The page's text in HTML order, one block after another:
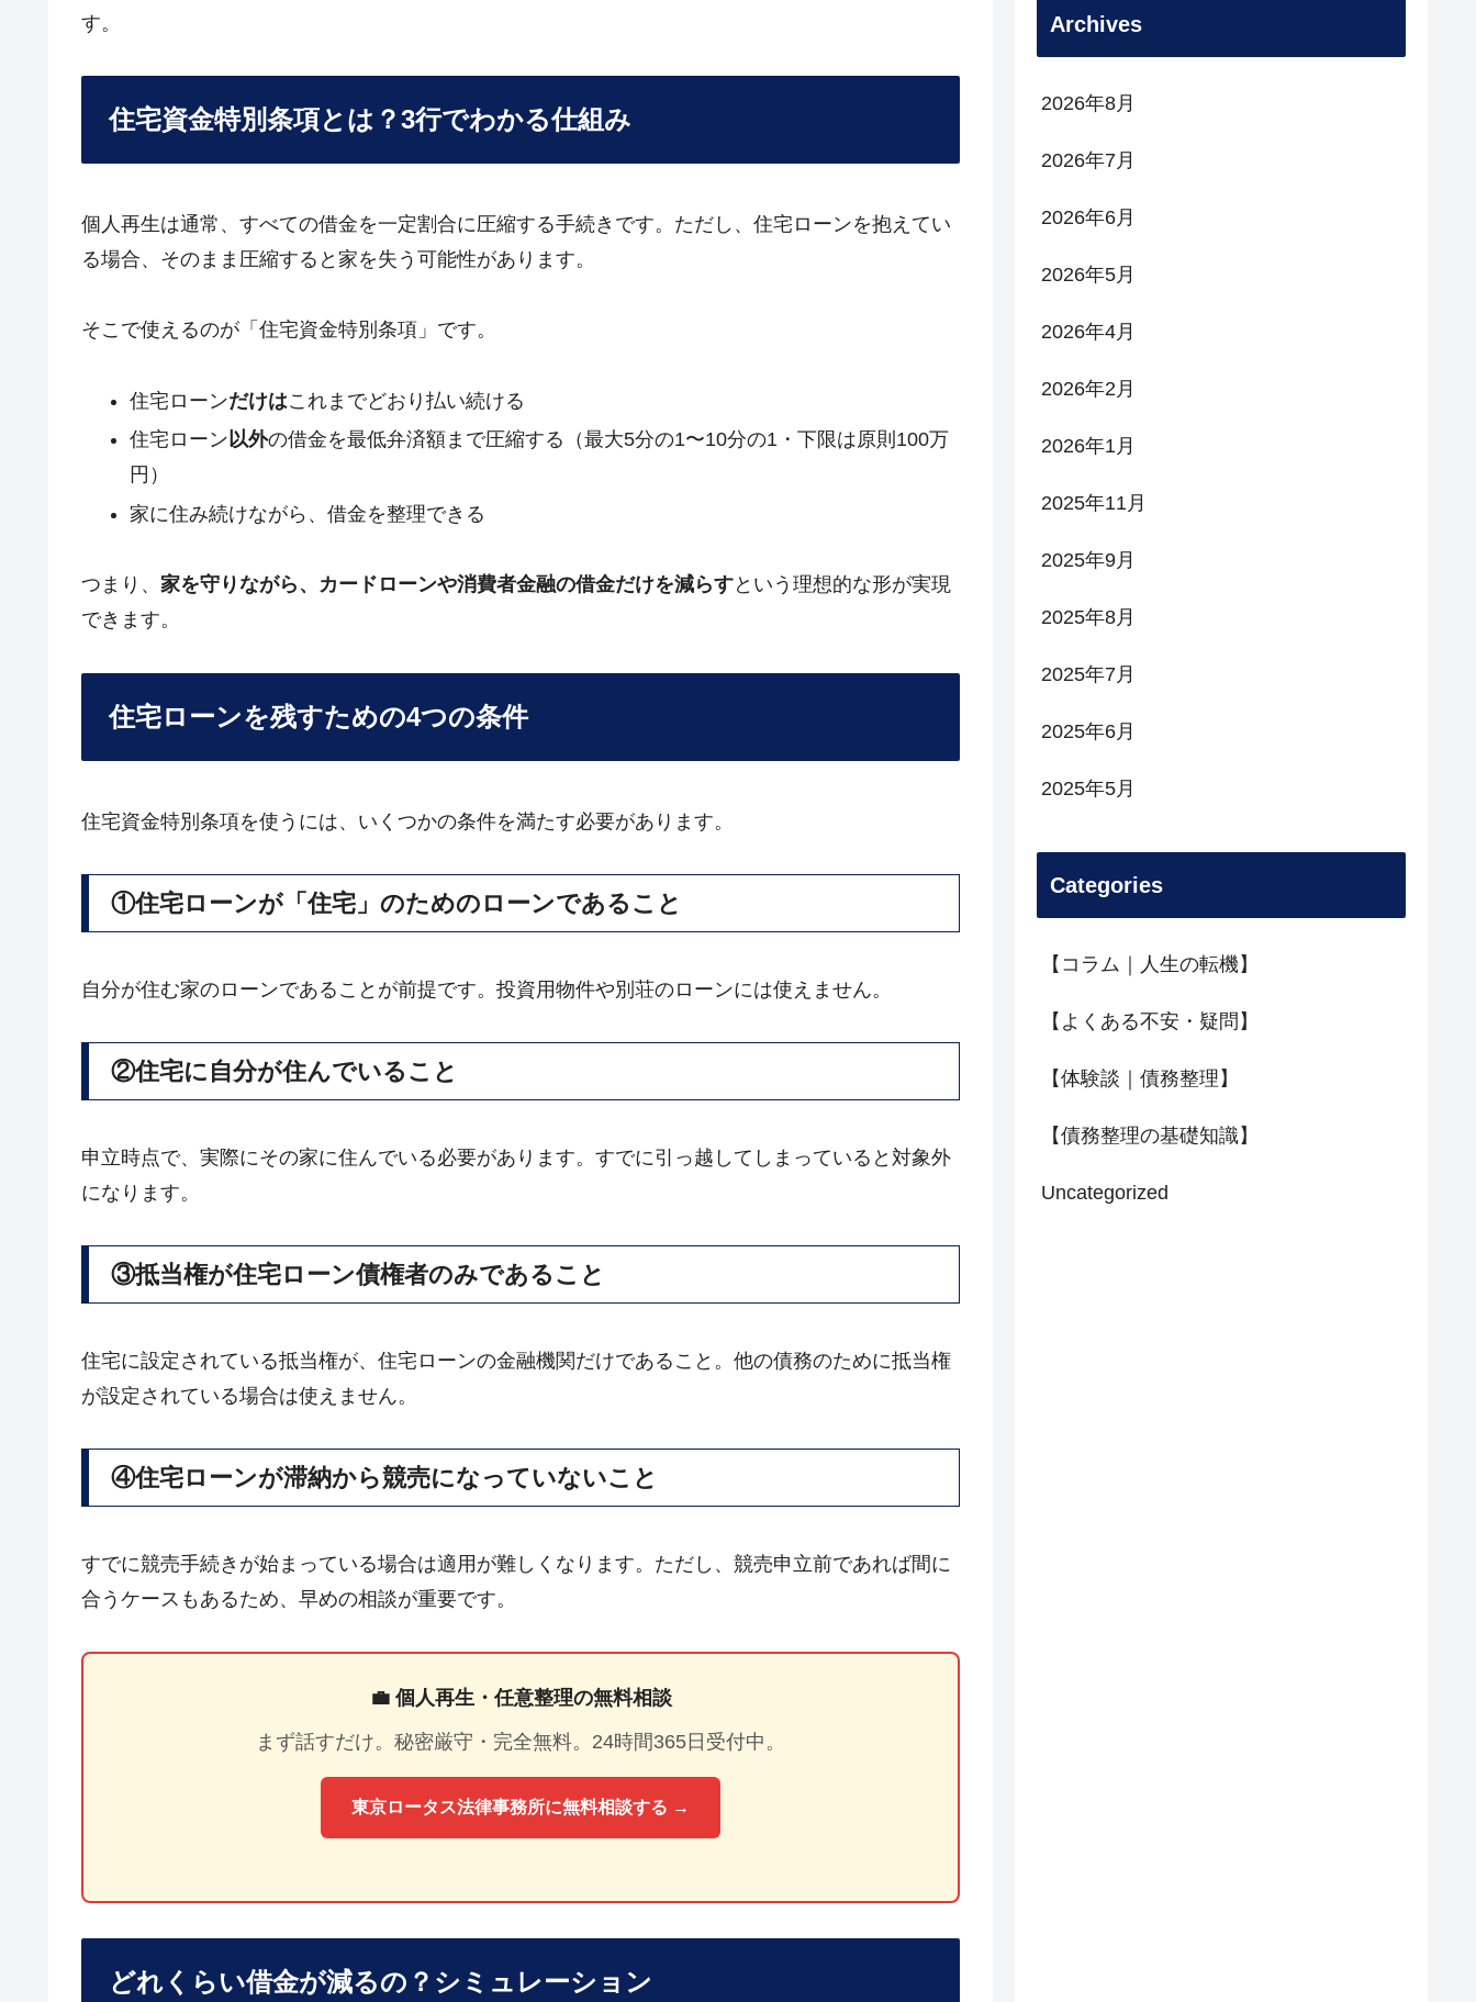
す。
住宅資金特別条項とは？3行でわかる仕組み
個人再生は通常、すべての借金を一定割合に圧縮する手続きです。ただし、住宅ローンを抱えてい
る場合、そのまま圧縮すると家を失う可能性があります。
そこで使えるのが「住宅資金特別条項」です。
住宅ローンだけはこれまでどおり払い続ける
住宅ローン以外の借金を最低弁済額まで圧縮する（最大5分の1〜10分の1・下限は原則100万
円）
家に住み続けながら、借金を整理できる
つまり、 家を守りながら、カードローンや消費者金融の借金だけを減らすという理想的な形が実現
できます。
住宅ローンを残すための4つの条件
住宅資金特別条項を使うには、いくつかの条件を満たす必要があります。
①住宅ローンが「住宅」のためのローンであること
自分が住む家のローンであることが前提です。投資用物件や別荘のローンには使えません。
②住宅に自分が住んでいること
申立時点で、実際にその家に住んでいる必要があります。すでに引っ越してしまっていると対象外
になります。
③抵当権が住宅ローン債権者のみであること
住宅に設定されている抵当権が、住宅ローンの金融機関だけであること。他の債務のために抵当権
が設定されている場合は使えません。
④住宅ローンが滞納から競売になっていないこと
すでに競売手続きが始まっている場合は適用が難しくなります。ただし、競売申立前であれば間に
合うケースもあるため、早めの相談が重要です。
💼 個人再生・任意整理の無料相談
まず話すだけ。秘密厳守・完全無料。24時間365日受付中。
東京ロータス法律事務所に無料相談する →
どれくらい借金が減るの？シミュレーション
Archives
2026年8月
2026年7月
2026年6月
2026年5月
2026年4月
2026年2月
2026年1月
2025年11月
2025年9月
2025年8月
2025年7月
2025年6月
2025年5月
Categories
【コラム｜人生の転機】
【よくある不安・疑問】
【体験談｜債務整理】
【債務整理の基礎知識】
Uncategorized